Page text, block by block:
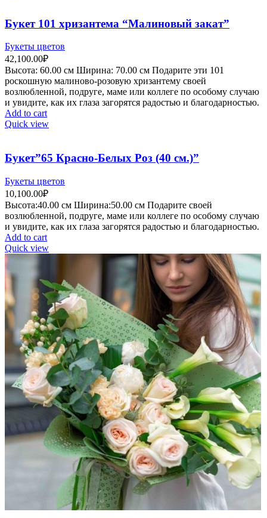
Букет 101 хризантема “Малиновый закат”
Букеты цветов
42,100.00₽
Высота: 60.00 см Ширина: 70.00 см Подарите эти 101
роскошную малиново-розовую хризантему своей
возлюбленной, подруге, маме или коллеге по особому случаю
и увидите, как их глаза загорятся радостью и благодарностью.
Add to cart
Quick view
Букет”65 Красно-Белых Роз (40 см.)”
Букеты цветов
10,100.00₽
Высота:40.00 см Ширина:50.00 см Подарите своей
возлюбленной, подруге, маме или коллеге по особому случаю
и увидите, как их глаза загорятся радостью и благодарностью.
Add to cart
Quick view